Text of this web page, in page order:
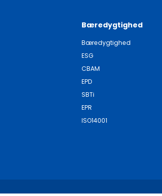
Bæredygtighed
Bæredygtighed
ESG
CBAM
EPD
SBTi
EPR
ISO14001